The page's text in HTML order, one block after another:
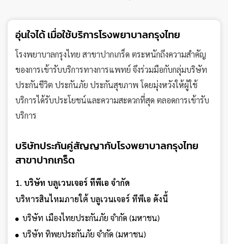
อุ่นใจได้ เมื่อใช้บริการโรงพยาบาลกรุงไทย
โรงพยาบาลกรุงไทย สาขาปากเกร็ด ตระหนักถึงความสำคัญ
ของการเข้ารับบริการทางการแพทย์ จึงร่วมมือกับกลุ่มบริษัท
ประกันชีวิต ประกันภัย ประกันสุขภาพ โดยมุ่งหวังให้ผู้ใช้
บริการได้รับประโยชน์และความสะดวกที่สุด ตลอดการเข้ารับ
บริการ
บริษัทประกันคู่สัญญากับโรงพยาบาลกรุงไทย
สาขาปากเกร็ด
1. บริษัท บลูเวนเจอร์ ทีพีเอ จำกัด
บริหารสินไหมภายใต้ บลูเวนเจอร์ ทีพีเอ ดังนี้
บริษัท เมืองไทยประกันภัย จำกัด (มหาชน)
บริษัท ทิพยประกันภัย จำกัด (มหาชน)